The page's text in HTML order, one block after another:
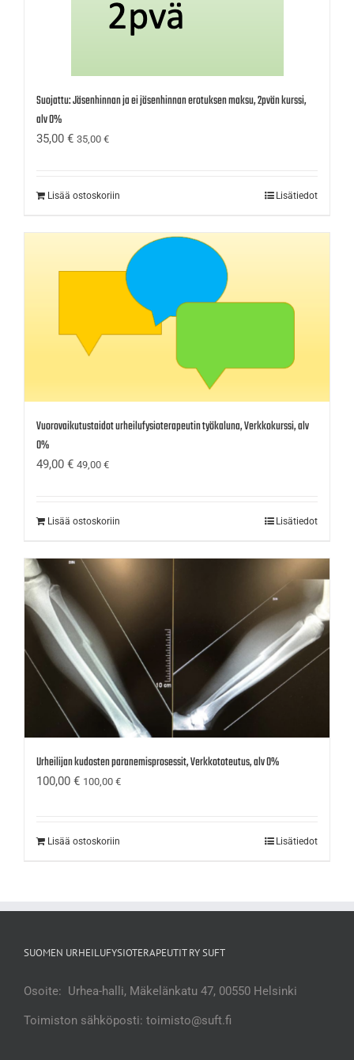
Suojattu: Jäsenhinnan ja ei jäsenhinnan erotuksen maksu, 2pvän kurssi,
alv 0%
35,00 € 35,00 €
Lisää ostoskoriin Lisätiedot
Vuorovaikutustaidot urheilufysioterapeutin työkaluna, Verkkokurssi, alv
0%
49,00 € 49,00 €
Lisää ostoskoriin Lisätiedot
Urheilijan kudosten paranemisprosessit, Verkkototeutus, alv 0%
100,00 € 100,00 €
Lisää ostoskoriin Lisätiedot
SUOMEN URHEILUFYSIOTERAPEUTIT RY SUFT
Osoite: Urhea-halli, Mäkelänkatu 47, 00550 Helsinki
Toimiston sähköposti: toimisto@suft.fi